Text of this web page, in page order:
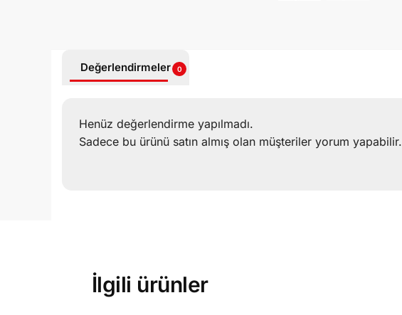
Değerlendirmeler 0
Henüz değerlendirme yapılmadı.
Sadece bu ürünü satın almış olan müşteriler yorum yapabilir.
İlgili ürünler